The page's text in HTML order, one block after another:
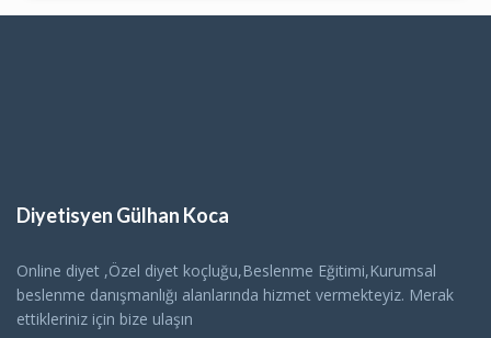
Diyetisyen Gülhan Koca
Online diyet ,Özel diyet koçluğu,Beslenme Eğitimi,Kurumsal
beslenme danışmanlığı alanlarında hizmet vermekteyiz. Merak
ettikleriniz için bize ulaşın